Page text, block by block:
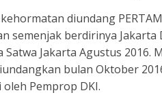
diundang
semenjak berdirinya Jakarta
Satwa Jakarta Agustus
bulan Oktober
Pemprop DKI.